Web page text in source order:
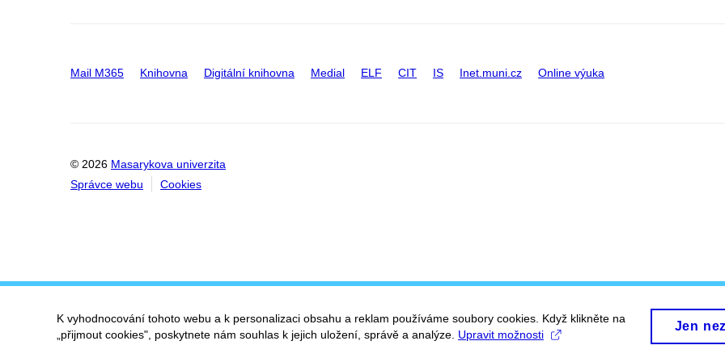
Mail M365 Knihovna Digitální knihovna Medial ELF CIT IS Inet.muni.cz Online výuka
© 2026 Masarykova univerzita
Správce webu
Cookies
K vyhodnocování tohoto webu a k personalizaci obsahu a reklam používáme soubory cookies. Když klikněte na
„přijmout cookies", poskytnete nám souhlas k jejich uložení, správě a analýze. Upravit možnosti
Jen